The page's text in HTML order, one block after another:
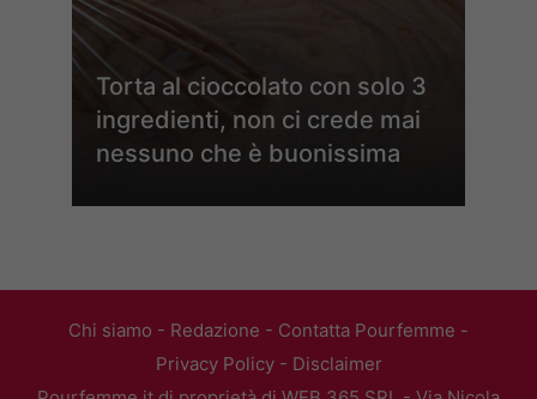
Torta al cioccolato con solo 3
ingredienti, non ci crede mai
nessuno che è buonissima
Chi siamo - Redazione - Contatta Pourfemme -
Privacy Policy- Disclaimer